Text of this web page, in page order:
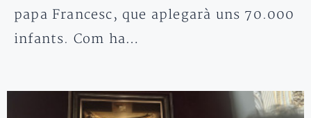
papa Francesc, que aplegarà uns 70.000
infants. Com ha…